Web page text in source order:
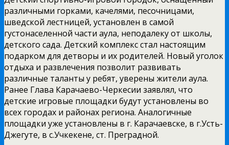
различными горками, качелями, песочницами,
шведской лестницей, установлен в самой
густонаселенной части аула, неподалеку от школы,
детского сада. Детский комплекс стал настоящим
подарком для детворы и их родителей. Новый уголок
отдыха и развлечения позволит развивать
различные таланты у ребят, уверены жители аула.
Ранее Глава Карачаево­-Черкесии заявлял, что
детские игровые площадки будут установлены во
всех городах и районах региона. Аналогичные
площадки уже установлены в г. Карачаевске, в г.Усть­-
Джегуте, в с.Учкекене, ст. Преградной.